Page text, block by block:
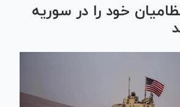
خود را در سوریه